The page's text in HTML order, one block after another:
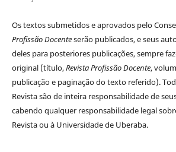
Os textos submetidos e aprovados pelo
Profissão Docenteserão publicados, e seus
deles para posteriores publicações, sempre
original (título,Revista Profissão Docente,
publicação e paginação do texto referido).
Revista são de inteira responsabilidade de
cabendo qualquer responsabilidade legal
Revista ou à Universidade de Uberaba.